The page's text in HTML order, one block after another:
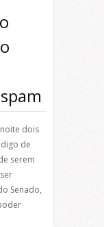
dois
de
serem
Senado,